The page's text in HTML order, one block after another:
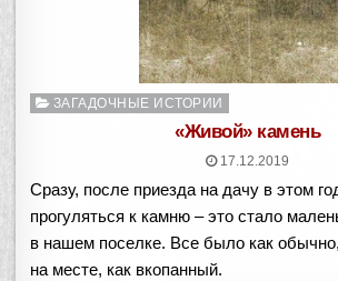
Опубликовано
ЗАГАДОЧНЫЕ ИСТОРИИ
«Живой» камень
17.12.2019
Сразу, после приезда на дачу в этом
прогуляться к камню – это стало
в нашем поселке. Все было как
на месте, как вкопанный.